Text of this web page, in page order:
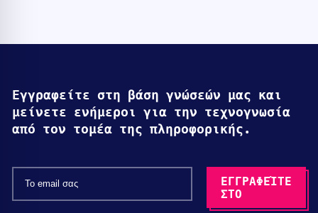
Εγγραφείτε στη βάση γνώσεών μας και
μείνετε ενήμεροι για την τεχνογνωσία
από τον τομέα της πληροφορικής.